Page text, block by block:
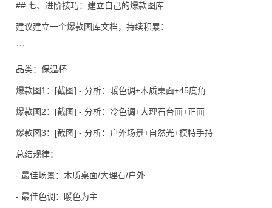
## 七、进阶技巧：建立自己的爆款图库
建议建立一个爆款图库文档，持续积累：
```
品类：保温杯
爆款图1：[截图] - 分析：暖色调+木质桌面+45度角
爆款图2：[截图] - 分析：冷色调+大理石台面+正面
爆款图3：[截图] - 分析：户外场景+自然光+模特手持
总结规律：
- 最佳场景：木质桌面/大理石/户外
- 最佳色调：暖色为主